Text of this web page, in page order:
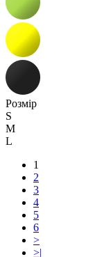
Розмір
S
M
L
1
2
3
4
5
6
>
>|